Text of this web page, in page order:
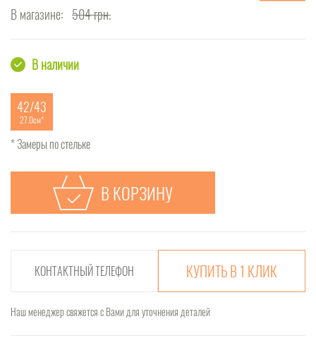
В магазине: 504грн.
В наличии
42/43
27.0см
* Замеры по стельке
В КОРЗИНУ
КУПИТЬ В 1 КЛИК
Наш менеджер свяжется с Вами для уточнения деталей